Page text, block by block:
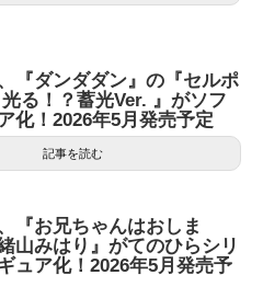
『ダンダダン』の『セルポ
る！？蓄光Ver. 』がソフ
化！2026年5月発売予定
記事を読む
『お兄ちゃんはおしま
山みはり』がてのひらシリ
ュア化！2026年5月発売予